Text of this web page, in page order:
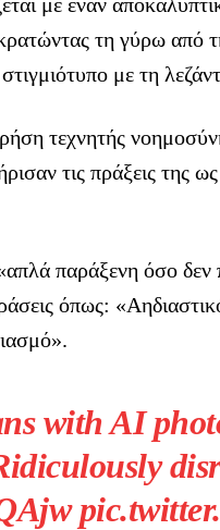
τη γύρω από
με τη
τεχνητής
τις πράξεις της
παράξενη όσο δεν
όπως:
with AI